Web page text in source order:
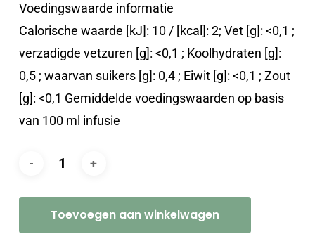
Voedingswaarde informatie
Calorische waarde [kJ]: 10 / [kcal]: 2; Vet [g]: <0,1 ;
verzadigde vetzuren [g]: <0,1 ; Koolhydraten [g]:
0,5 ; waarvan suikers [g]: 0,4 ; Eiwit [g]: <0,1 ; Zout
[g]: <0,1 Gemiddelde voedingswaarden op basis
van 100 ml infusie
Toevoegen aan winkelwagen